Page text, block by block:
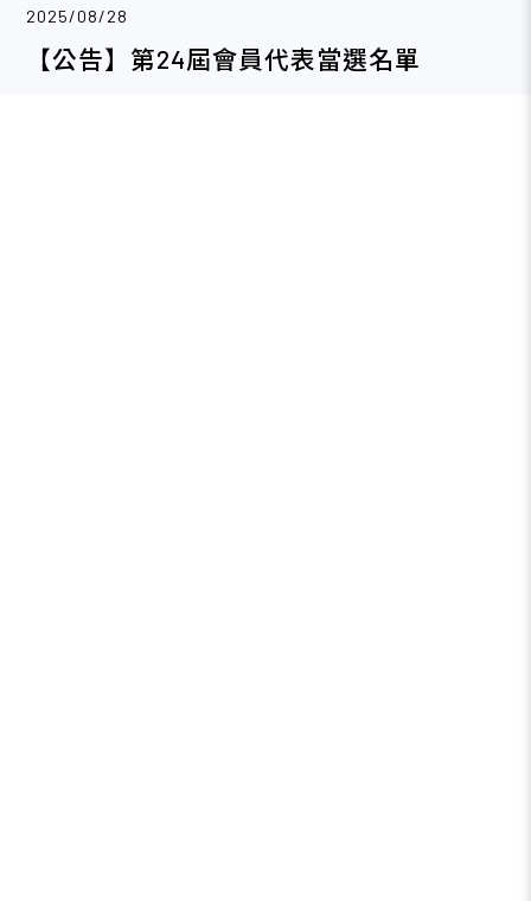
2025/08/28
【公告】第24屆會員代表當選名單